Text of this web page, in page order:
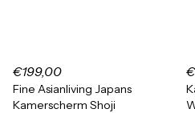
€199,00
Fine Asianliving Japans
Kamerscherm Shoji